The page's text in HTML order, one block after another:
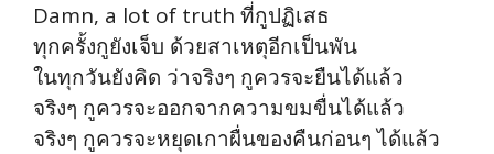
Damn, a lot of truth ที่กูปฏิเสธ
ทุกครั้งกูยังเจ็บ ด้วยสาเหตุอีกเป็นพัน
ในทุกวันยังคิด ว่าจริงๆ กูควรจะยืนได้แล้ว
จริงๆ กูควรจะออกจากความขมขื่นได้แล้ว
จริงๆ กูควรจะหยุดเกาผื่นของคืนก่อนๆ ได้แล้ว